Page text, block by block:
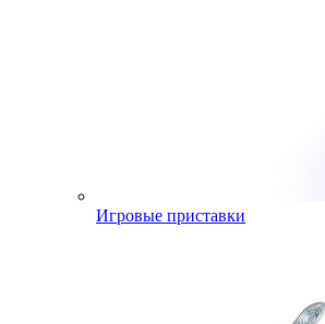
Игровые приставки